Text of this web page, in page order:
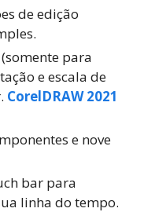
de edição
para
e escala de
CorelDRAW 2021
e nove
bar para
linha do tempo.